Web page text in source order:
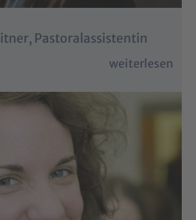
Pastoralassistentin
weiterlesen